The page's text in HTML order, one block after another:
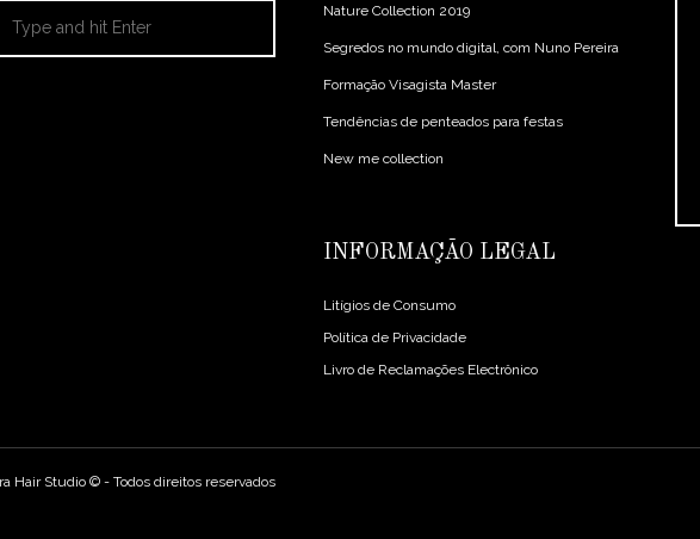
Nature Collection 2019
Segredos no mundo digital, com Nuno Pereira
Formação Visagista Master
Tendências de penteados para festas
New me collection
INFORMAÇÃO LEGAL
Litígios de Consumo
Política de Privacidade
Livro de Reclamações Electrônico
Hair Studio © - Todos direitos reservados